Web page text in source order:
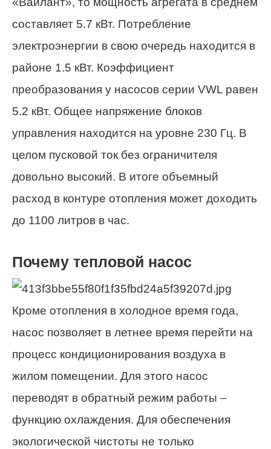
составляет 5.7 кВт. Потребление
электроэнергии в свою очередь находится в
районе 1.5 кВт. Коэффициент
преобразования у насосов серии VWL равен
5.2 кВт. Общее напряжение блоков
управления находится на уровне 230 Гц. В
целом пусковой ток без ограничителя
довольно высокий. В итоге объемный
расход в контуре отопления может доходить
до 1100 литров в час.
Почему тепловой насос
Кроме отопления в холодное время года,
насос позволяет в летнее время перейти на
процесс кондиционирования воздуха в
жилом помещении. Для этого насос
переводят в обратный режим работы –
функцию охлаждения. Для обеспечения
экологической чистоты не только